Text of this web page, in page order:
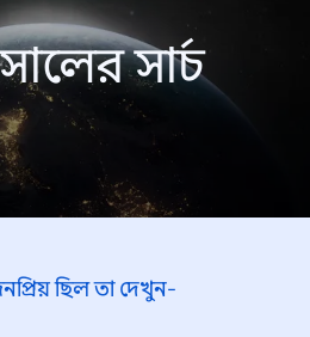
সার্চ
ছিল তা দেখুন-